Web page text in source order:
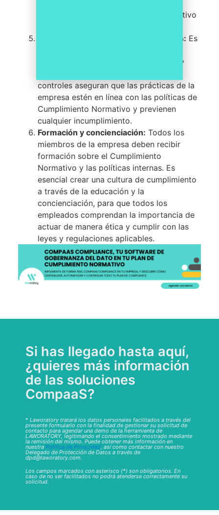
supervisar el cumplimiento normativo
Establecimiento de controles internos: Es
controles adecuados para monitorear y
controles aseguran que las prácticas de la
empresa estén en línea con las políticas de
Cumplimiento Normativo y previenen
cualquier incumplimiento.
Formación y concienciación: Todos los
miembros de la empresa deben recibir
formación sobre el Cumplimiento
Normativo y las políticas internas. Es
esencial crear una cultura de cumplimiento
a través de la educación y la
concienciación, para que todos los
empleados comprendan la importancia de
actuar de manera ética y cumplir con las
leyes y regulaciones aplicables.
Si has llegado hasta aquí,
¿quieres más información
de las soluciones
CompaaS?
* Laworatory tratará los datos personales facilitados a través del
presente formulario con la finalidad de gestionar su solicitud de
contacto para agendar una demo de la herramienta de
LAWORATORY, legitimando el consentimiento mostrado mediante
la remisión del mismo. Puede obtener más información en
nuestra Política de Privacidad, así como contactar con nuestro
Delegado de Protección de Datos a través de
dpd@laworatory.com.
Los campos marcados con asterisco (*) son obligatorios. En
caso de no ser facilitados no podrá atenderse correctamente su
solicitud.